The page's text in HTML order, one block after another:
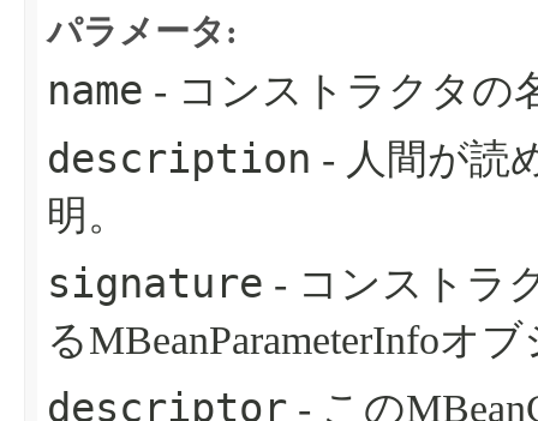
パラメータ:
name - コンストラクタの
description - 人間が読
明。
signature - コンストラ
るMBeanParameterInfoオ
descriptor - この